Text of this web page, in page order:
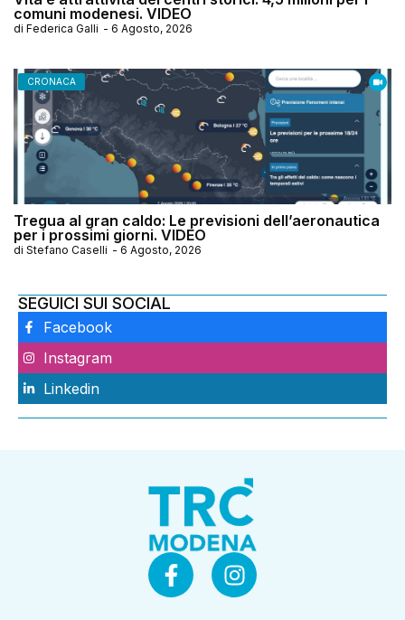
comuni modenesi. VIDEO
di Federica Galli - 6 Agosto, 2026
CRONACA
Tregua al gran caldo: Le previsioni dell’aeronautica
per i prossimi giorni. VIDEO
di Stefano Caselli - 6 Agosto, 2026
SEGUICI SUI SOCIAL
Facebook
Instagram
Linkedin